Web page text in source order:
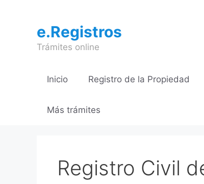
contenidoe.Registros
Trámites online
Inicio Registro de la Propiedad
Más trámites
Registro Civil